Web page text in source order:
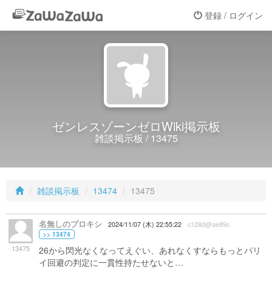
登録 / ログイン
ゼンレスゾーンゼロWiki掲示板
雑談掲示板 / 13475
雑談掲示板 13474 13475
13475
名無しのプロキシ 2024/11/07 (木) 22:55:22 c128d@ae89c
>> 13474
26から閃光なくなってえぐい、あれなくすならもっとパリ
イ回避の判定に一貫性持たせないと…